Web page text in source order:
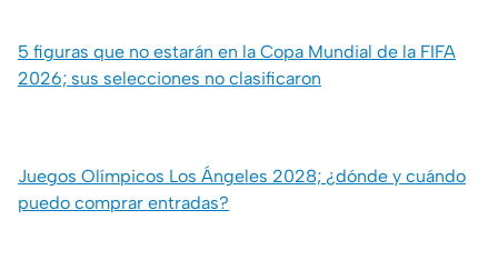
5 figuras que no estarán en la Copa Mundial de la FIFA
2026; sus selecciones no clasificaron
Juegos Olímpicos Los Ángeles 2028; ¿dónde y cuándo
puedo comprar entradas?